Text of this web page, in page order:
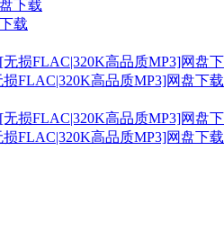
载
FLAC|320K高品质MP3]网盘下载
FLAC|320K高品质MP3]网盘下载